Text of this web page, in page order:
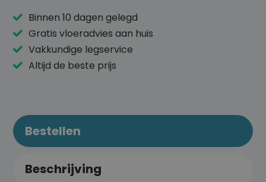
Binnen 10 dagen gelegd
Gratis vloeradvies aan huis
Vakkundige legservice
Altijd de beste prijs
Bestellen
Beschrijving